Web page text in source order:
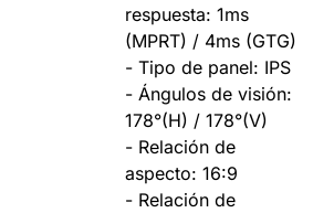
respuesta: 1ms
(MPRT) / 4ms (GTG)
- Tipo de panel: IPS
- Ángulos de visión:
178°(H) / 178°(V)
- Relación de
aspecto: 16:9
- Relación de